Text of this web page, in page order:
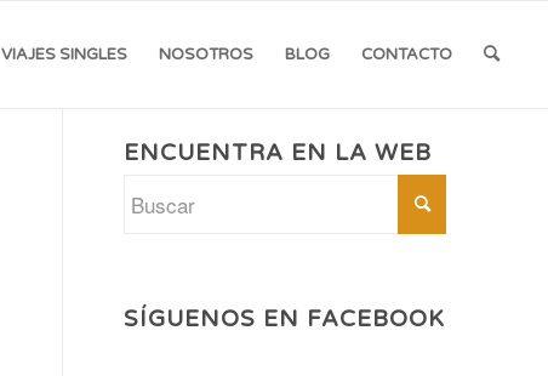
VIAJES SINGLES NOSOTROS BLOG CONTACTO
ENCUENTRA EN LA WEB
SÍGUENOS EN FACEBOOK